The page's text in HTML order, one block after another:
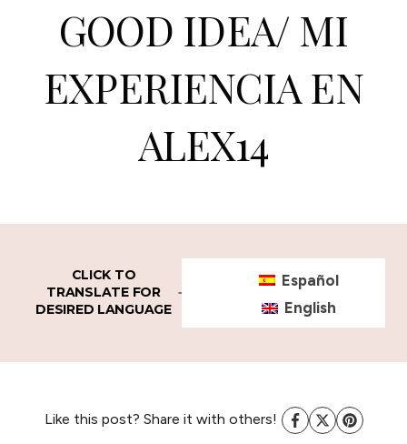
GOOD IDEA/ MI
EXPERIENCIA EN
ALEX14
CLICK TO
TRANSLATE FOR
DESIRED LANGUAGE
Español
English
Like this post? Share it with others!